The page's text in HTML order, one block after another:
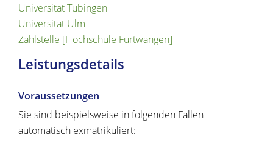
Universität Tübingen
Universität Ulm
Zahlstelle [Hochschule Furtwangen]
Leistungsdetails
Voraussetzungen
Sie sind beispielsweise in folgenden Fällen
automatisch exmatrikuliert: